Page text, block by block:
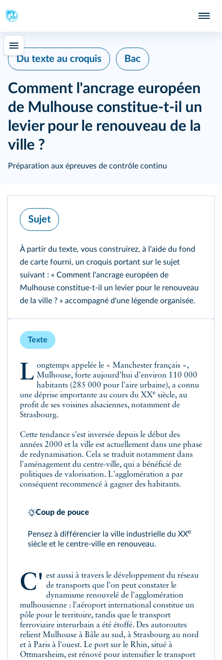
Du texte au croquis Bac
Comment l'ancrage européen
de Mulhouse constitue-t-il un
levier pour le renouveau de la
ville ?
Préparation aux épreuves de contrôle continu
Sujet
À partir du texte, vous construirez, à l'aide du fond
de carte fourni, un croquis portant sur le sujet
suivant : « Comment l'ancrage européen de
Mulhouse constitue-t-il un levier pour le renouveau
de la ville ? » accompagné d'une légende organisée.
Texte
Longtemps appelée le « Manchester français », Mulhouse, forte aujourd'hui d'environ 110 000
habitants (285 000 pour l'aire urbaine), a connu
une déprise importante au cours du XXe siècle, au
profit de ses voisines alsaciennes, notamment de
Strasbourg.
Cette tendance s'est inversée depuis le début des
années 2000 et la ville est actuellement dans une phase
de redynamisation. Cela se traduit notamment dans
l'aménagement du centre-ville, qui a bénéficié de
politiques de valorisation. L'agglomération a par
conséquent recommencé à gagner des habitants.
Coup de pouce
Pensez à différencier la ville industrielle du XXe
siècle et le centre-ville en renouveau.
C'est aussi à travers le développement du réseau de transports que l'on peut constater le
dynamisme renouvelé de l'agglomération
mulhousienne : l'aéroport international constitue un
pôle pour le territoire, tandis que le transport
ferroviaire interurbain a été étoffé. Des autoroutes
relient Mulhouse à Bâle au sud, à Strasbourg au nord
et à Paris à l'ouest. Le port sur le Rhin, situé à
Ottmarsheim, est rénové pour intensifier le transport